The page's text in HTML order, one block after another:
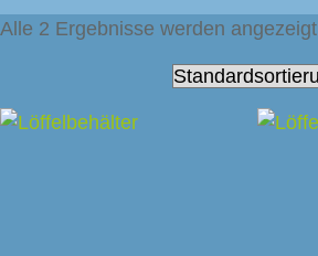
Alle 2 Ergebnisse werden angezeigt